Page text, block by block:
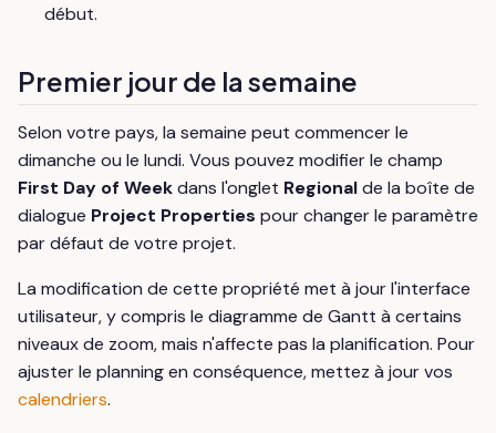
début.
Premier jour de la semaine
Selon votre pays, la semaine peut commencer le
dimanche ou le lundi. Vous pouvez modifier le champ
First Day of Weekdans l'onglet Regionalde la boîte de
dialogue Project Properties pour changer le paramètre
par défaut de votre projet.
La modification de cette propriété met à jour l'interface
utilisateur, y compris le diagramme de Gantt à certains
niveaux de zoom, mais n'affecte pas la planification. Pour
ajuster le planning en conséquence, mettez à jour vos
calendriers.